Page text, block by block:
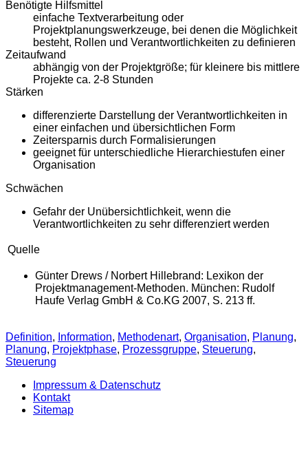
Benötigte Hilfsmittel
einfache Textverarbeitung oder
Projektplanungswerkzeuge, bei denen die Möglichkeit
besteht, Rollen und Verantwortlichkeiten zu definieren
Zeitaufwand
abhängig von der Projektgröße; für kleinere bis mittlere
Projekte ca. 2-8 Stunden
Stärken
differenzierte Darstellung der Verantwortlichkeiten in
einer einfachen und übersichtlichen Form
Zeitersparnis durch Formalisierungen
geeignet für unterschiedliche Hierarchiestufen einer
Organisation
Schwächen
Gefahr der Unübersichtlichkeit, wenn die
Verantwortlichkeiten zu sehr differenziert werden
Quelle
Günter Drews / Norbert Hillebrand: Lexikon der
Projektmanagement-Methoden. München: Rudolf
Haufe Verlag GmbH & Co.KG 2007, S. 213 ff.
Definition, Information, Methodenart, Organisation, Planung,
Planung, Projektphase, Prozessgruppe, Steuerung,
Steuerung
Impressum & Datenschutz
Kontakt
Sitemap